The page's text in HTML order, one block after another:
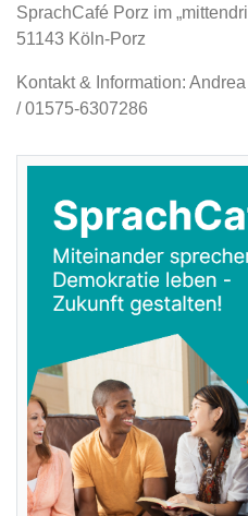
SprachCafé Porz im
51143 Köln-Porz
Kontakt & Information:
/ 01575-6307286